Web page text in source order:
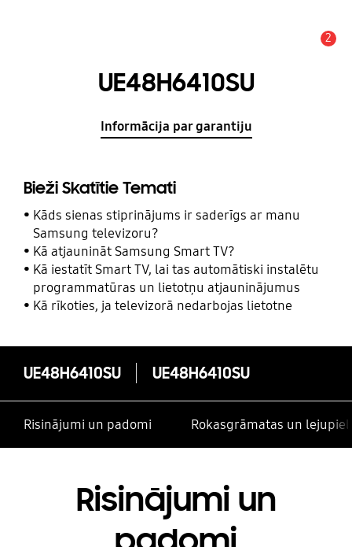
2
UE48H6410SU
Informācija par garantiju
Bieži Skatītie Temati
Kāds sienas stiprinājums ir saderīgs ar manu
Samsung televizoru?
Kā atjaunināt Samsung Smart TV?
Kā iestatīt Smart TV, lai tas automātiski instalētu
programmatūras un lietotņu atjauninājumus
Kā rīkoties, ja televizorā nedarbojas lietotne
UE48H6410SU UE48H6410SU
Risinājumi un padomi Rokasgrāmatas un
Risinājumi un